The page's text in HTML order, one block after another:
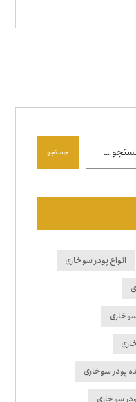
جستجو
انواع پودر سوخاری
پودر سوخاری
سوخاری